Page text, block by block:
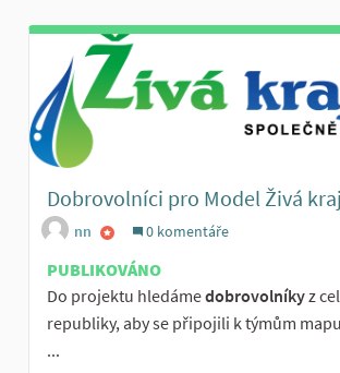
Dobrovolníci pro Model Živá
nn 0 komentáře
PUBLIKOVÁNO
Do projektu hledámedobrovolníkyz
republiky, aby se připojili k týmům
...